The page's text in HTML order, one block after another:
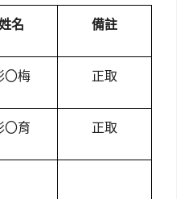
名 備註
〇梅 正取
〇育 正取